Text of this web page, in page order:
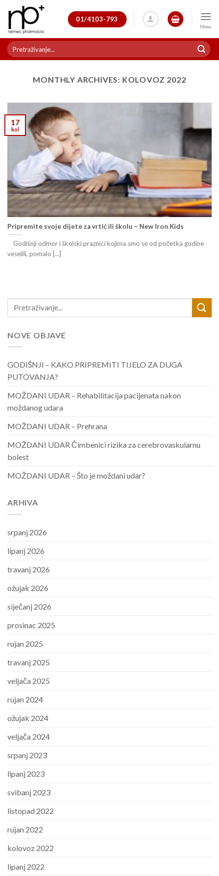
content
01/4103-793
Pretraži:
MONTHLY ARCHIVES: KOLOVOZ 2022
Pripremite svoje dijete za vrtić ili školu – New Iron Kids
Godišnji odmor i školski praznici kojima smo se od početka godine
veselili, pomalo [...]
17
kol
NOVE OBJAVE
GODIŠNJI – KAKO PRIPREMITI TIJELO ZA DUGA
PUTOVANJA?
MOŽDANI UDAR – Rehabilitacija pacijenata nakon
moždanog udara
MOŽDANI UDAR – Prehrana
MOŽDANI UDAR Čimbenici rizika za cerebrovaskularnu
bolest
MOŽDANI UDAR – Što je moždani udar?
ARHIVA
srpanj 2026
lipanj 2026
travanj 2026
ožujak 2026
siječanj 2026
prosinac 2025
rujan 2025
travanj 2025
veljača 2025
rujan 2024
ožujak 2024
veljača 2024
srpanj 2023
lipanj 2023
svibanj 2023
listopad 2022
rujan 2022
kolovoz 2022
lipanj 2022